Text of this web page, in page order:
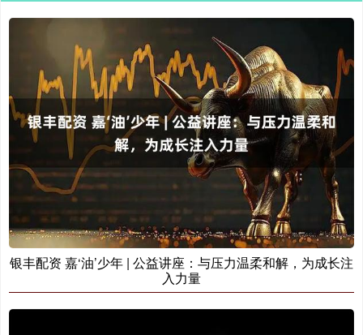
银丰配资 嘉‘油’少年 | 公益讲座：与压力温柔和解，为成长注
入力量